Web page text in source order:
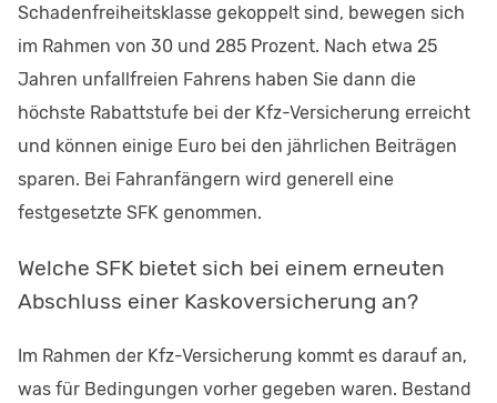
Schadenfreiheitsklasse gekoppelt sind, bewegen sich
im Rahmen von 30 und 285 Prozent. Nach etwa 25
Jahren unfallfreien Fahrens haben Sie dann die
höchste Rabattstufe bei der Kfz-Versicherung erreicht
und können einige Euro bei den jährlichen Beiträgen
sparen. Bei Fahranfängern wird generell eine
festgesetzte SFK genommen.
Welche SFK bietet sich bei einem erneuten
Abschluss einer Kaskoversicherung an?
Im Rahmen der Kfz-Versicherung kommt es darauf an,
was für Bedingungen vorher gegeben waren. Bestand